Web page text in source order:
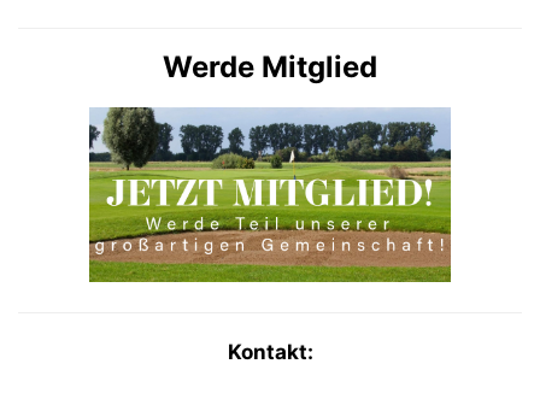
Werde Mitglied
Kontakt: